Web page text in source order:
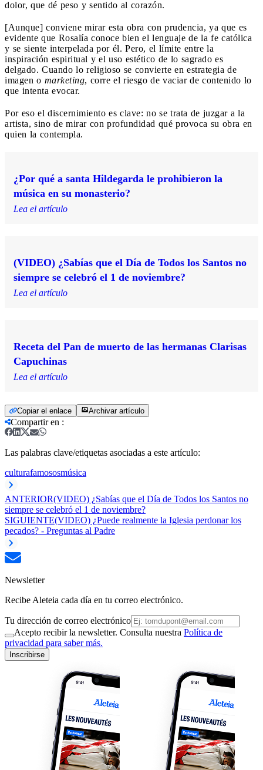
dolor, que dé peso y sentido al corazón.
[Aunque] conviene mirar esta obra con prudencia, ya que es
evidente que Rosalía conoce bien el lenguaje de la fe católica
y se siente interpelada por él. Pero, el límite entre la
inspiración espiritual y el uso estético de lo sagrado es
delgado. Cuando lo religioso se convierte en estrategia de
imagen o marketing, corre el riesgo de vaciar de contenido lo
que intenta evocar.
Por eso el discernimiento es clave: no se trata de juzgar a la
artista, sino de mirar con profundidad qué provoca su obra en
quien la contempla.
¿Por qué a santa Hildegarda le prohibieron la
música en su monasterio?
Lea el artículo
(VIDEO) ¿Sabías que el Día de Todos los Santos no
siempre se celebró el 1 de noviembre?
Lea el artículo
Receta del Pan de muerto de las hermanas Clarisas
Capuchinas
Lea el artículo
Copiar el enlace Archivar artículo
Compartir en :
Las palabras clave/etiquetas asociadas a este artículo:
culturafamososmúsica
ANTERIOR(VIDEO) ¿Sabías que el Día de Todos los Santos no
siempre se celebró el 1 de noviembre?
SIGUIENTE(VIDEO) ¿Puede realmente la Iglesia perdonar los
pecados? - Preguntas al Padre
Newsletter
Recibe Aleteia cada día en tu correo electrónico.
Tu dirección de correo electrónico
Acepto recibir la newsletter. Consulta nuestra Política de
privacidad para saber más.
Inscribirse